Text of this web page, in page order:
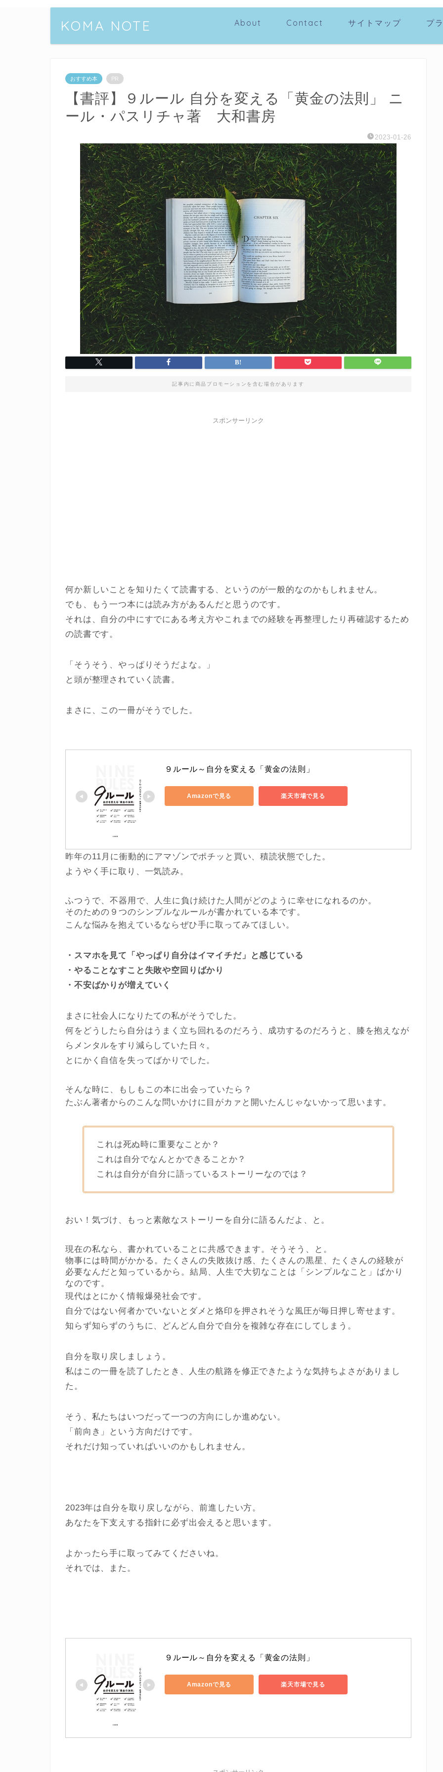
KOMA NOTE About Contact サイトマップ プ
おすすめ本 PR
【書評】９ルール 自分を変える「黄金の法則」 ニ
ール・パスリチャ著 大和書房
2023-01-26
記事内に商品プロモーションを含む場合があります
スポンサーリンク
何か新しいことを知りたくて読書する、というのが一般的なのかもしれません。
でも、もう一つ本には読み方があるんだと思うのです。
それは、自分の中にすでにある考え方やこれまでの経験を再整理したり再確認するため
の読書です。
「そうそう、やっぱりそうだよな。」
と頭が整理されていく読書。
まさに、この一冊がそうでした。
９ルール～自分を変える「黄金の法則」
Amazonで見る 楽天市場で見る
昨年の11月に衝動的にアマゾンでポチッと買い、積読状態でした。
ようやく手に取り、一気読み。
ふつうで、不器用で、人生に負け続けた人間がどのように幸せになれるのか。
そのための９つのシンプルなルールが書かれている本です。
こんな悩みを抱えているならぜひ手に取ってみてほしい。
・スマホを見て「やっぱり自分はイマイチだ」と感じている
・やることなすこと失敗や空回りばかり
・不安ばかりが増えていく
まさに社会人になりたての私がそうでした。
何をどうしたら自分はうまく立ち回れるのだろう、成功するのだろうと、膝を抱えなが
らメンタルをすり減らしていた日々。
とにかく自信を失ってばかりでした。
そんな時に、もしもこの本に出会っていたら？
たぶん著者からのこんな問いかけに目がカァと開いたんじゃないかって思います。
これは死ぬ時に重要なことか？
これは自分でなんとかできることか？
これは自分が自分に語っているストーリーなのでは？
おい！気づけ、もっと素敵なストーリーを自分に語るんだよ、と。
現在の私なら、書かれていることに共感できます。そうそう、と。
物事には時間がかかる。たくさんの失敗抜け感、たくさんの黒星、たくさんの経験が
必要なんだと知っているから。結局、人生で大切なことは「シンプルなこと」ばかり
なのです。
現代はとにかく情報爆発社会です。
自分ではない何者かでいないとダメと烙印を押されそうな風圧が毎日押し寄せます。
知らず知らずのうちに、どんどん自分で自分を複雑な存在にしてしまう。
自分を取り戻しましょう。
私はこの一冊を読了したとき、人生の航路を修正できたような気持ちよさがありまし
た。
そう、私たちはいつだって一つの方向にしか進めない。
「前向き」という方向だけです。
それだけ知っていればいいのかもしれません。
2023年は自分を取り戻しながら、前進したい方。
あなたを下支えする指針に必ず出会えると思います。
よかったら手に取ってみてくださいね。
それでは、また。
９ルール～自分を変える「黄金の法則」
Amazonで見る 楽天市場で見る